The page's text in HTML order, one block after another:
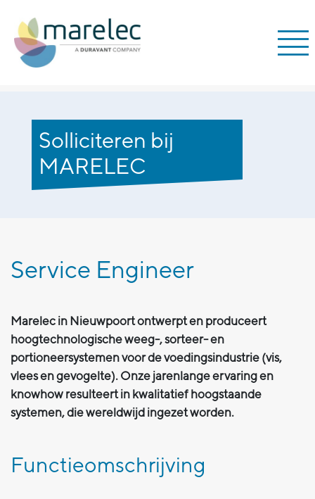
Solliciteren bij
MARELEC
Service Engineer
Marelec in Nieuwpoort ontwerpt en produceert
hoogtechnologische weeg-, sorteer- en
portioneersystemen voor de voedingsindustrie (vis,
vlees en gevogelte). Onze jarenlange ervaring en
knowhow resulteert in kwalitatief hoogstaande
systemen, die wereldwijd ingezet worden.
Functieomschrijving